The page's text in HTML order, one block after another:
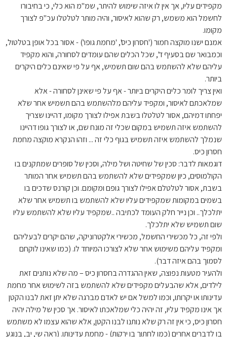
מקפידים עליו, אך אין לו איזה שימוש להיתר, שמ"מ הוא כלי, כי בחיבורו
לחשמל הוא משמש, רק שהוא לאיסור, והיה מותר לטלטלו עכ"פ לצורך
מקומו.
אמנם ישנו מוקצה חמור ('חסרון כיס', 'מחמת גופו') - אסור בכל אופן בטלטול,
וכמבואר שם בסעיף ד', שכל הכלים שהם עומדים לסחורה, והוא מקפיד
עליהם שלא להשתמש בהם שום תשמיש, אף על פי שאינם כלים היקרים
ביותר.
ואין צריך לומר כלים היקרים ביותר - אף על פי שאינן לסחורה - אלא
שמלאכתם לאיסור, ומקפיד עליהם מלהשתמש בהם תשמיש אחר שלא
יפחתו דמיהם, אסור לטלטלו בשבת אפילו לצורך מקומו, דהיינו שצריך
להשתמש איזה תשמיש במקום שכלי זה מונח שם, או לצורך גופו דהיינו
שנמלך להשתמש איזה תשמיש בגוף כלי זה ... וזהו הנקרא מוקצה מחמת
חסרון כיס.
דוגמאות לדבר: סכין של שחיטה ושל מילה, וסכין של סופרים שמתקנים בו
הקולמוסים, כיון שמקפידים שלא להשתמש בהם תשמיש אחר המותר
בשבת, אסור לטלטלם אפילו לצורך גופם ומקומם. וכן קורנס שדכים בו
בשמים במקומות שמקפידים עליו שלא להשתמש בו תשמיש אחר שלא
יתלכלך.. וכן נייר חלק העומד לכתיבה ..שמקפיד עליו שלא להשתמש עליו
שום תשמיש שלא יתלכלך.
ולפי זה, כל מכשירי החשמל, מכשירי אלקטרוניקה, שהם יקרים לבעליהם
ומקפיד עליהם משימוש אחר שלא לצורכו המיוחד לו. (כמו שאינו לוקחם
לסמוך בהם איזה דבר).
ולהעיר מטעות נפוצה, שאין ההגדרה בחסרון כיס – מה שלא נותנים זאת
לילדים, אלא שהבעלים מקפידים שלא להשתמש בזה לשימוש אחר מחמת
עדינותו או יקרותו, וכמו למשל אם יש לאדם מברגה שלא יתן זאת לבנו הקטן
אך אינו מקפיד עליו, זה יהיה כלי שמלאכתו לאיסור. אך סכין של מילה יהיה
חסרון כיס, כי אין זה רק שלא נותנו לבנו הקטן, אלא שהוא עצמו לא משתמש
בו לדברים אחרים (כמו לחתוך בו ירקות) - מחמת עדינותו. (ראה שי, יב, בנוגע